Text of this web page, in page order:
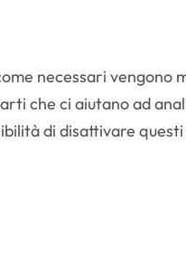
necessari vengono
che ci aiutano ad
di disattivare